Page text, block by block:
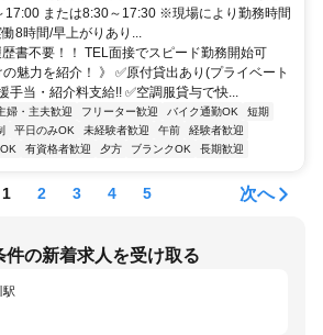
17:00 または8:30～17:30 ※現場により勤務時間
8時間/早上がりあり...
書不要！！ TEL面接でスピード勤務開始可
魅力を紹介！ 》 ✅原付貸出あり(プライベート
手当・紹介料支給!! ✅空調服貸与で快...
婦・主夫歓迎 フリーター歓迎 バイク通勤OK
短期
平日のみOK 未経験者歓迎 午前
経験者歓迎
有資格者歓迎 夕方 ブランクOK 長期歓迎
1 2 3 4 5 次へ
件の新着求人を受け取る
駅